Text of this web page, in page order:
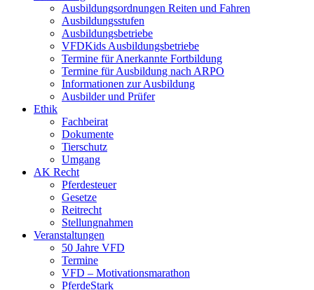
Ausbildungsordnungen Reiten und Fahren
Ausbildungsstufen
Ausbildungsbetriebe
VFDKids Ausbildungsbetriebe
Termine für Anerkannte Fortbildung
Termine für Ausbildung nach ARPO
Informationen zur Ausbildung
Ausbilder und Prüfer
Ethik
Fachbeirat
Dokumente
Tierschutz
Umgang
AK Recht
Pferdesteuer
Gesetze
Reitrecht
Stellungnahmen
Veranstaltungen
50 Jahre VFD
Termine
VFD – Motivationsmarathon
PferdeStark